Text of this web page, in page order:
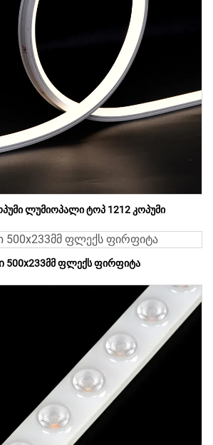
ლუმიოპალი ტოპ 1212 კოპუმი
ფლექს ფირფიტა